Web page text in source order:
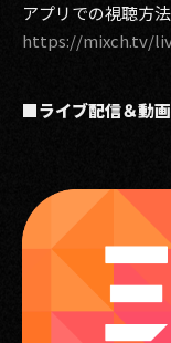
アプリでの視聴方
https://mixch.tv/
■ライブ配信＆動